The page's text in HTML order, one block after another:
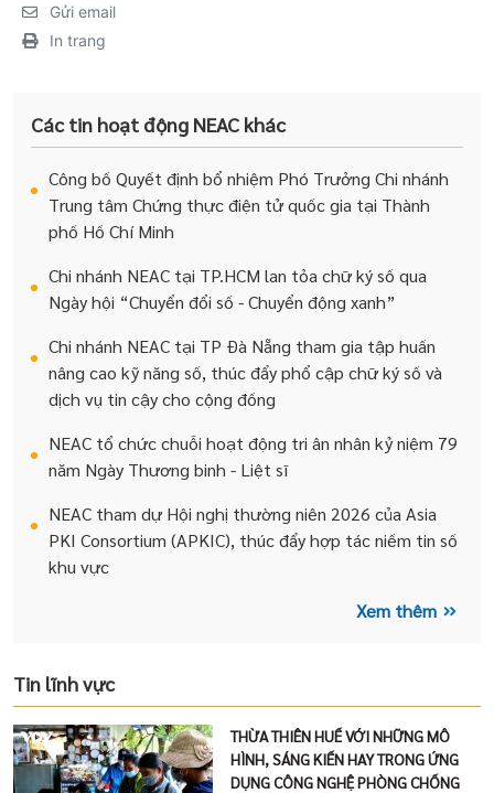
Gửi email
In trang
Các tin hoạt động NEAC khác
Công bố Quyết định bổ nhiệm Phó Trưởng Chi nhánh
Trung tâm Chứng thực điện tử quốc gia tại Thành
phố Hồ Chí Minh
Chi nhánh NEAC tại TP.HCM lan tỏa chữ ký số qua
Ngày hội “Chuyển đổi số - Chuyển động xanh”
Chi nhánh NEAC tại TP Đà Nẵng tham gia tập huấn
nâng cao kỹ năng số, thúc đẩy phổ cập chữ ký số và
dịch vụ tin cậy cho cộng đồng
NEAC tổ chức chuỗi hoạt động tri ân nhân kỷ niệm 79
năm Ngày Thương binh - Liệt sĩ
NEAC tham dự Hội nghị thường niên 2026 của Asia
PKI Consortium (APKIC), thúc đẩy hợp tác niềm tin số
khu vực
Xem thêm
Tin lĩnh vực
THỪA THIÊN HUẾ VỚI NHỮNG MÔ
HÌNH, SÁNG KIẾN HAY TRONG ỨNG
DỤNG CÔNG NGHỆ PHÒNG CHỐNG